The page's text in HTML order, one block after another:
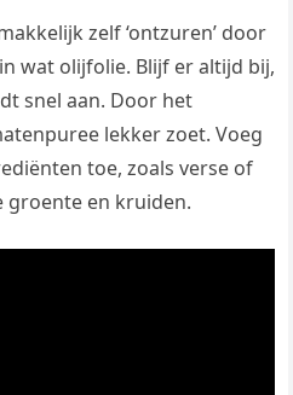
zelf ‘ontzuren’ door
wat olijfolie. Blijf er altijd bij,
snel aan. Door het
lekker zoet. Voeg
toe, zoals verse of
groente en kruiden.